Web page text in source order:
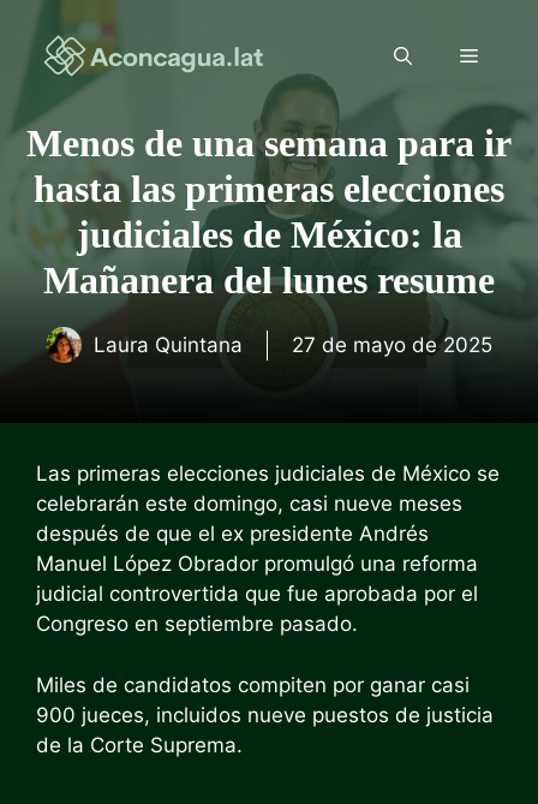
contenido
Menú
Menos de una semana para ir
hasta las primeras elecciones
judiciales de México: la
Mañanera del lunes resume
Laura Quintana 27 de mayo de 2025
Las primeras elecciones judiciales de México se
celebrarán este domingo, casi nueve meses
después de que el ex presidente Andrés
Manuel López Obrador promulgó una reforma
judicial controvertida que fue aprobada por el
Congreso en septiembre pasado.
Miles de candidatos compiten por ganar casi
900 jueces, incluidos nueve puestos de justicia
de la Corte Suprema.